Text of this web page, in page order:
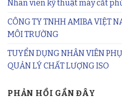
Nhân viên kỹ thuật máy cắt
CÔNG TY TNHH AMIBA VIỆT
MÔI TRƯỜNG
TUYỂN DỤNG NHÂN VIÊN
QUẢN LÝ CHẤT LƯỢNG ISO
PHẢN HỒI GẦN ĐÂY